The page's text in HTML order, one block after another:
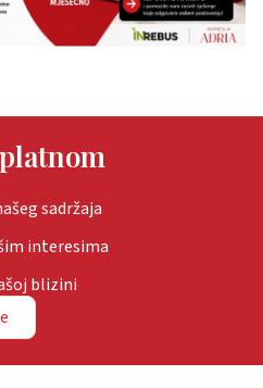
sadržaja
interesima
blizini